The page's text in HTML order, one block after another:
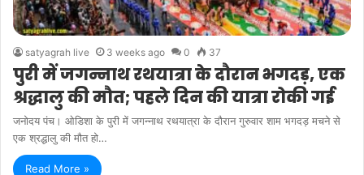
satyagrah live 3 weeks ago 0 37
पुरी में जगन्नाथ रथयात्रा के दौरान भगदड़, एक
श्रद्धालु की मौत; पहले दिन की यात्रा रोकी गई
जनोदय पंच। ओडिशा के पुरी में जगन्नाथ रथयात्रा के दौरान गुरुवार शाम भगदड़ मचने से
एक श्रद्धालु की मौत हो…
Read More »